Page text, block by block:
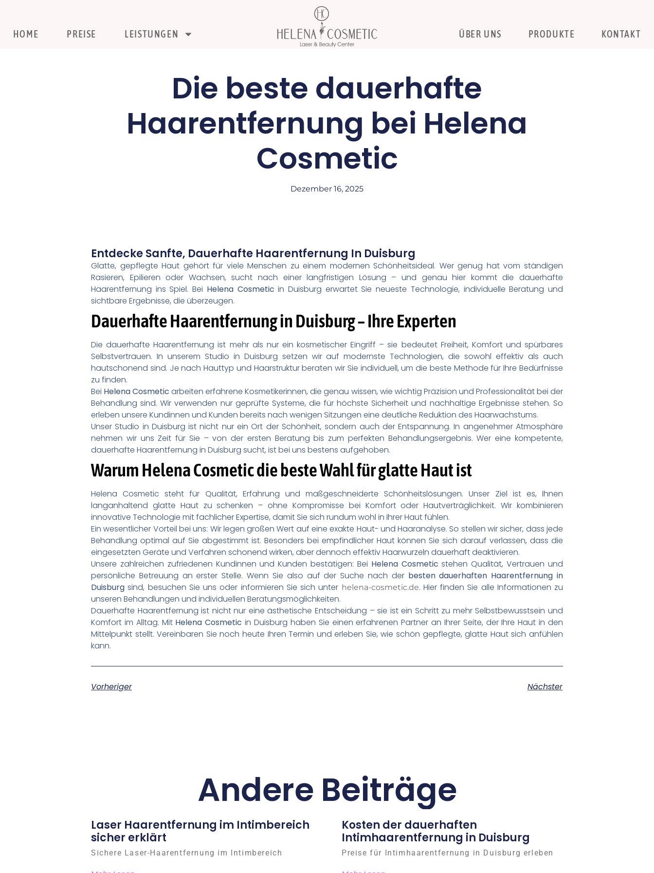
HOME PREISE LEISTUNGEN KONTAKT
PRODUKTE
ÜBER UNS
Die beste dauerhafte
Haarentfernung bei Helena
Cosmetic
Dezember 16, 2025
Entdecke Sanfte, Dauerhafte Haarentfernung In Duisburg
Glatte, gepflegte Haut gehört für viele Menschen zu einem modernen Schönheitsideal. Wer genug hat vom ständigen
Rasieren, Epilieren oder Wachsen, sucht nach einer langfristigen Lösung – und genau hier kommt die dauerhafte
Haarentfernung ins Spiel. Bei Helena Cosmetic in Duisburg erwartet Sie neueste Technologie, individuelle Beratung und
sichtbare Ergebnisse, die überzeugen.
Dauerhafte Haarentfernung in Duisburg – Ihre Experten
Die dauerhafte Haarentfernung ist mehr als nur ein kosmetischer Eingriff – sie bedeutet Freiheit, Komfort und spürbares
Selbstvertrauen. In unserem Studio in Duisburg setzen wir auf modernste Technologien, die sowohl effektiv als auch
hautschonend sind. Je nach Hauttyp und Haarstruktur beraten wir Sie individuell, um die beste Methode für Ihre Bedürfnisse
zu finden.
Bei Helena Cosmetic arbeiten erfahrene Kosmetikerinnen, die genau wissen, wie wichtig Präzision und Professionalität bei der
Behandlung sind. Wir verwenden nur geprüfte Systeme, die für höchste Sicherheit und nachhaltige Ergebnisse stehen. So
erleben unsere Kundinnen und Kunden bereits nach wenigen Sitzungen eine deutliche Reduktion des Haarwachstums.
Unser Studio in Duisburg ist nicht nur ein Ort der Schönheit, sondern auch der Entspannung. In angenehmer Atmosphäre
nehmen wir uns Zeit für Sie – von der ersten Beratung bis zum perfekten Behandlungsergebnis. Wer eine kompetente,
dauerhafte Haarentfernung in Duisburg sucht, ist bei uns bestens aufgehoben.
Warum Helena Cosmetic die beste Wahl für glatte Haut ist
Helena Cosmetic steht für Qualität, Erfahrung und maßgeschneiderte Schönheitslösungen. Unser Ziel ist es, Ihnen
langanhaltend glatte Haut zu schenken – ohne Kompromisse bei Komfort oder Hautverträglichkeit. Wir kombinieren
innovative Technologie mit fachlicher Expertise, damit Sie sich rundum wohl in Ihrer Haut fühlen.
Ein wesentlicher Vorteil bei uns: Wir legen großen Wert auf eine exakte Haut- und Haaranalyse. So stellen wir sicher, dass jede
Behandlung optimal auf Sie abgestimmt ist. Besonders bei empfindlicher Haut können Sie sich darauf verlassen, dass die
eingesetzten Geräte und Verfahren schonend wirken, aber dennoch effektiv Haarwurzeln dauerhaft deaktivieren.
Unsere zahlreichen zufriedenen Kundinnen und Kunden bestätigen: Bei Helena Cosmetic stehen Qualität, Vertrauen und
persönliche Betreuung an erster Stelle. Wenn Sie also auf der Suche nach der besten dauerhaften Haarentfernung in
Duisburg sind, besuchen Sie uns oder informieren Sie sich unter helena-cosmetic.de. Hier finden Sie alle Informationen zu
unseren Behandlungen und individuellen Beratungsmöglichkeiten.
Dauerhafte Haarentfernung ist nicht nur eine ästhetische Entscheidung – sie ist ein Schritt zu mehr Selbstbewusstsein und
Komfort im Alltag. Mit Helena Cosmetic in Duisburg haben Sie einen erfahrenen Partner an Ihrer Seite, der Ihre Haut in den
Mittelpunkt stellt. Vereinbaren Sie noch heute Ihren Termin und erleben Sie, wie schön gepflegte, glatte Haut sich anfühlen
kann.
Vorheriger Nächster
Andere Beiträge
Laser Haarentfernung im Intimbereich
sicher erklärt
Sichere Laser-Haarentfernung im Intimbereich
Kosten der dauerhaften
Intimhaarentfernung in Duisburg
Preise für Intimhaarentfernung in Duisburg erleben